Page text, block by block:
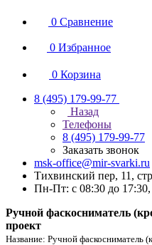
0 Сравнение
0 Избранное
0 Корзина
8 (495) 179-99-77
Назад
Телефоны
8 (495) 179-99-77
Заказать звонок
msk-office@mir-svarki.ru
Тихвинский пер, 11,
Пн-Пт: с 08:30 до
Ручной фаскосниматель
проект
Название: Ручной фаскосниматель